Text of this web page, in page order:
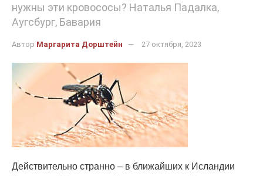
нужны эти кровососы? Наталья Падалка,
Аугсбург, Бавария
Автор Маргарита Дорштейн 27 октября, 2023
Действительно странно – в ближайших к Исландии